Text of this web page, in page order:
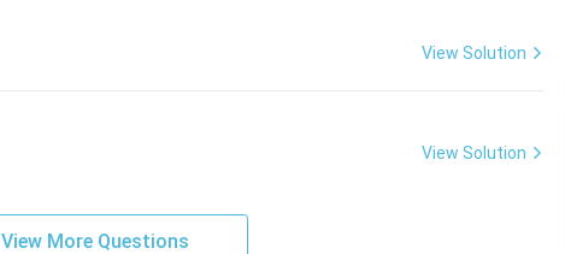
View Solution
View Solution
View More Questions